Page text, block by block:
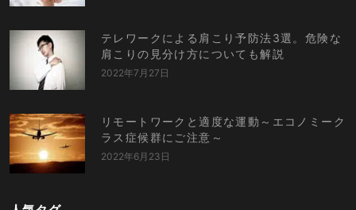
テレワークによる肩こり予防法3選。危険な
肩こりの見分け方についても解説
2022年7月27日
リモートワークと適度な運動～エコノミーク
ラス症候群にご注意～
2022年6月23日